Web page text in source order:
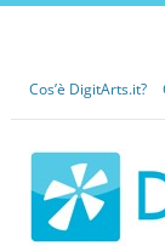
Cos’è DigitArts.it?